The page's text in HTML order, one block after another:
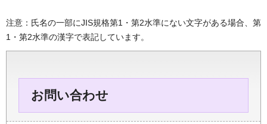
注意：氏名の一部にJIS規格第1・第2水準にない文字がある場合、第
1・第2水準の漢字で表記しています。
お問い合わせ